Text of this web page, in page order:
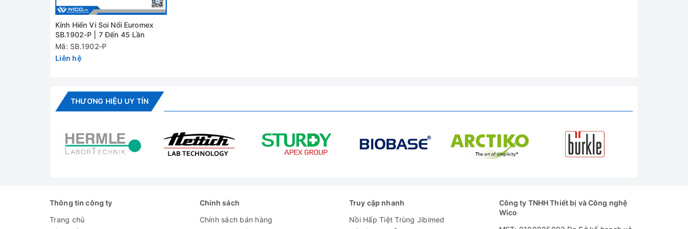
Khối lượng
Đánh giá
Kính Hiển Vi Soi Nổi Euromex
SB.1902-P | 7 Đến 45 Lần
Mã: SB.1902-P
Liên hệ
THƯƠNG HIỆU UY TÍN
Thông tin công ty
Trang chủ
Chính sách
Chính sách bán hàng
Truy cập nhanh
Nồi Hấp Tiệt Trùng Jibimed
Công ty TNHH Thiết bị và Công nghệ
Wico